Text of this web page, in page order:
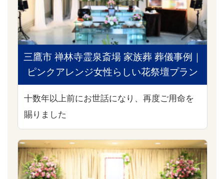
三鷹市 禅林寺霊泉斎場 家族葬 葬儀事例｜
ピンクアレンジ女性らしい花祭壇プラン
十数年以上前にお世話になり、再度ご用命を
賜りました